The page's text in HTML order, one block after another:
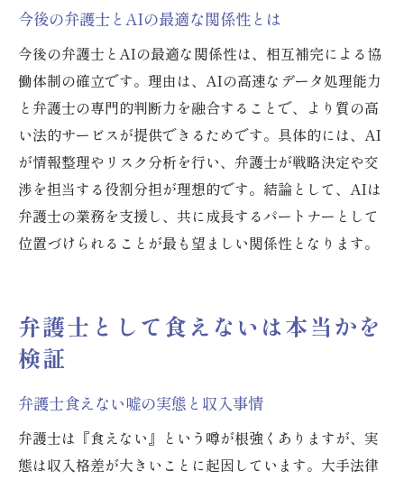
今後の弁護士とAIの最適な関係性とは
今後の弁護士とAIの最適な関係性は、相互補完による協
働体制の確立です。理由は、AIの高速なデータ処理能力
と弁護士の専門的判断力を融合することで、より質の高
い法的サービスが提供できるためです。具体的には、AI
が情報整理やリスク分析を行い、弁護士が戦略決定や交
渉を担当する役割分担が理想的です。結論として、AIは
弁護士の業務を支援し、共に成長するパートナーとして
位置づけられることが最も望ましい関係性となります。
弁護士として食えないは本当かを
検証
弁護士食えない嘘の実態と収入事情
弁護士は『食えない』という噂が根強くありますが、実
態は収入格差が大きいことに起因しています。大手法律